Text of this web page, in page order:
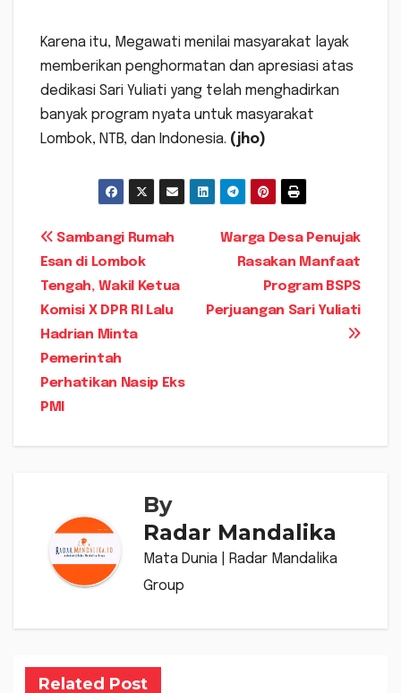
Karena itu, Megawati menilai masyarakat layak
memberikan penghormatan dan apresiasi atas
dedikasi Sari Yuliati yang telah menghadirkan
banyak program nyata untuk masyarakat
Lombok, NTB, dan Indonesia. (jho)
Navigasi
pos
Warga Desa Penujak
Rasakan Manfaat
Program BSPS
Perjuangan Sari Yuliati
Sambangi Rumah
Esan di Lombok
Tengah, Wakil Ketua
Komisi X DPR RI Lalu
Hadrian Minta
Pemerintah
Perhatikan Nasip Eks
PMI
By
Radar Mandalika
Mata Dunia | Radar Mandalika
Group
Related Post